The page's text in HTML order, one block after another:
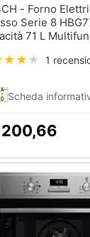
Elettrico da
Serie 8
71 L
Nero
1
Scheda